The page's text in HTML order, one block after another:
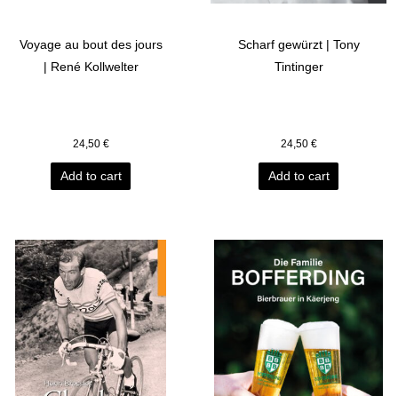
Voyage au bout des jours
| René Kollwelter
24,50 €
Add to cart
Scharf gewürzt | Tony
Tintinger
24,50 €
Add to cart